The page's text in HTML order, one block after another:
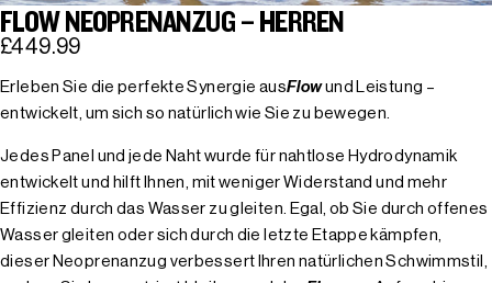
FLOW NEOPRENANZUG – HERREN
£449.99
Erleben Sie die perfekte Synergie ausFlowund Leistung –
entwickelt, um sich so natürlich wie Sie zu bewegen.
Jedes Panel und jede Naht wurde für nahtlose Hydrodynamik
entwickelt und hilft Ihnen, mit weniger Widerstand und mehr
Effizienz durch das Wasser zu gleiten. Egal, ob Sie durch offenes
Wasser gleiten oder sich durch die letzte Etappe kämpfen,
dieser Neoprenanzug verbessert Ihren natürlichen Schwimmstil,